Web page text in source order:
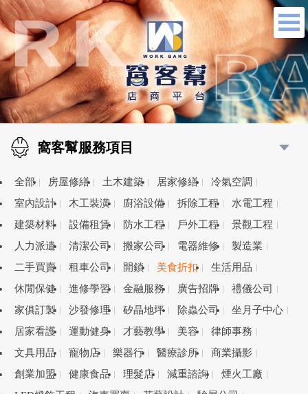
窩客幫服務項目
全部 房屋修繕 土木建築 居家修繕
冷氣空調
室內設計
木工裝潢 廚浴設備 拆除工程
水電工程
建築材料
設備租賃 防水工程 戶外工程
景觀工程
人力派遣
清潔公司 搬家公司 電器維修
製造業
二手買賣
租車公司 開鎖 美食折扣
生活用品
休閒保健
進修學習 金融服務 廣告招牌
禮儀公司
家俱訂製
沙發修理 矽晶地坪 除蟲公司
坐月子中心
居家看護
運動健身 才藝教學 美容
律師事務
文具用品
寵物店 樂器行 醫療診所
商業攝影
創業加盟
健康食品 理髮店 減重諮詢
煙火工廠